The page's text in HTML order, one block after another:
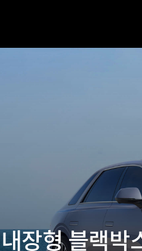
내장형 블랙박